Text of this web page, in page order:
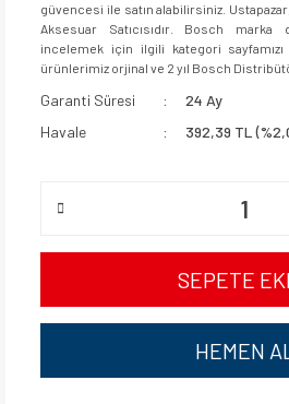
güvencesi ile satın alabilirsiniz.
Aksesuar Satıcısıdır. Bosch
incelemek için ilgili kategori
ürünlerimiz orjinal ve 2 yıl Bosch
Garanti Süresi
24 Ay
Havale
392,39 TL
SEPETE
HEMEN